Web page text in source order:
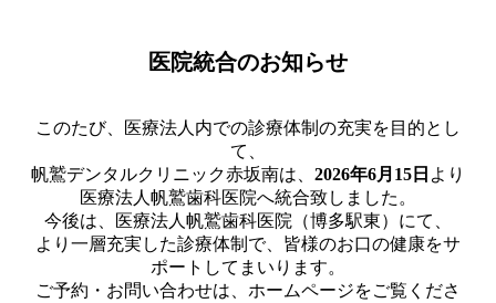
医院統合のお知らせ
このたび、医療法人内での診療体制の充実を目的とし
て、
帆鷲デンタルクリニック赤坂南は、 2026年6月15日 より
医療法人帆鷲歯科医院へ統合致しました。
今後は、医療法人帆鷲歯科医院（博多駅東）にて、
より一層充実した診療体制で、皆様のお口の健康をサ
ポートしてまいります。
ご予約・お問い合わせは、ホームページをご覧くださ